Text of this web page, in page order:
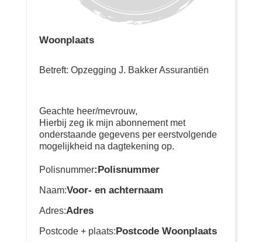
Woonplaats
Betreft: Opzegging J. Bakker Assurantiën
Geachte heer/mevrouw,
Hierbij zeg ik mijn abonnement met
onderstaande gegevens per eerstvolgende
mogelijkheid na dagtekening op.
Polisnummer:Polisnummer
Naam:Voor- en achternaam
Adres:Adres
Postcode + plaats:Postcode Woonplaats